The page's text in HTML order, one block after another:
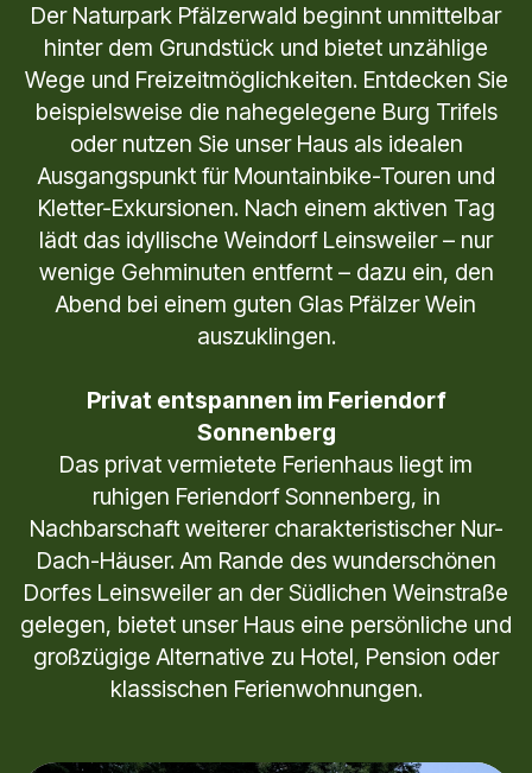
Der Naturpark Pfälzerwald beginnt unmittelbar
hinter dem Grundstück und bietet unzählige
Wege und Freizeitmöglichkeiten. Entdecken Sie
beispielsweise die nahegelegene Burg Trifels
oder nutzen Sie unser Haus als idealen
Ausgangspunkt für Mountainbike-Touren und
Kletter-Exkursionen. Nach einem aktiven Tag
lädt das idyllische Weindorf Leinsweiler – nur
wenige Gehminuten entfernt – dazu ein, den
Abend bei einem guten Glas Pfälzer Wein
auszuklingen.
Privat entspannen im Feriendorf
Sonnenberg
Das privat vermietete Ferienhaus liegt im
ruhigen Feriendorf Sonnenberg, in
Nachbarschaft weiterer charakteristischer Nur-
Dach-Häuser. Am Rande des wunderschönen
Dorfes Leinsweiler an der Südlichen Weinstraße
gelegen, bietet unser Haus eine persönliche und
großzügige Alternative zu Hotel, Pension oder
klassischen Ferienwohnungen.